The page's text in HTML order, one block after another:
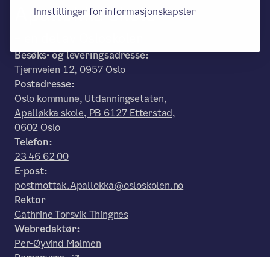
Innstillinger for informasjonskapsler
Apalløkka skole
Besøks- og leveringsadresse:
Tjernveien 12, 0957 Oslo
Postadresse:
Oslo kommune, Utdanningsetaten,
Apalløkka skole, PB 6127 Etterstad,
0602 Oslo
Telefon:
23 46 62 00
E-post:
postmottak.Apallokka@osloskolen.no
Rektor
Cathrine Torsvik Thingnes
Webredaktør:
Per-Øyvind Mølmen